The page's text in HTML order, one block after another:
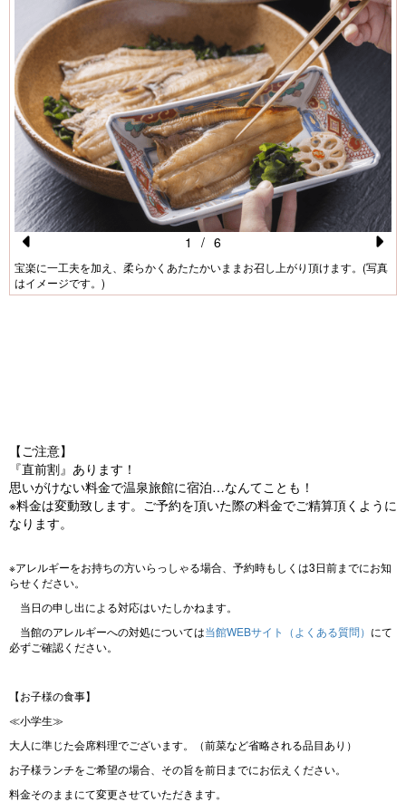
Pr
e
宝楽に一工夫を加え、柔らかくあたたかいままお召し上がり頂けます。(写真
はイメージです。)
N
e
1 / 6
【ご注意】
『直前割』あります！
思いがけない料金で温泉旅館に宿泊…なんてことも！
※料金は変動致します。ご予約を頂いた際の料金でご精算頂くように
なります。
※アレルギーをお持ちの方いらっしゃる場合、予約時もしくは3日前までにお知
らせください。
当日の申し出による対応はいたしかねます。
当館のアレルギーへの対処については当館WEBサイト（よくある質問） にて
必ずご確認ください。
【お子様の食事】
≪小学生≫
大人に準じた会席料理でございます。（前菜など省略される品目あり）
お子様ランチをご希望の場合、その旨を前日までにお伝えください。
料金そのままにて変更させていただきます。